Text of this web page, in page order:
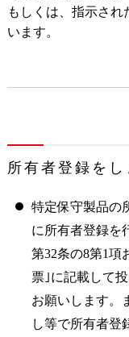
もしくは、指示さ
います。
所有者登録をし
特定保守製品の
に所有者登録を
第32条の8第1項
票｣に記載して
お願いします。
し等で所有者登